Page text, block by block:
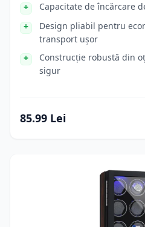
Capacitate de încărcare
Design pliabil pentru
transport ușor
Construcție robustă din
sigur
85.99 Lei